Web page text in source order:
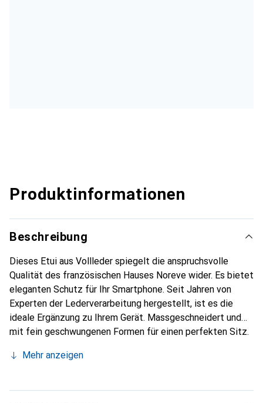
Produktinformationen
Beschreibung
Dieses Etui aus Vollleder spiegelt die anspruchsvolle
Qualität des französischen Hauses Noreve wider. Es bietet
eleganten Schutz für Ihr Smartphone. Seit Jahren von
Experten der Lederverarbeitung hergestellt, ist es die
ideale Ergänzung zu Ihrem Gerät. Massgeschneidert und
mit fein geschwungenen Formen für einen perfekten Sitz.
Smartphone. Die Marke Noreve ist international für ihre
für den anspruchsvollen Kunden.
Mehr anzeigen